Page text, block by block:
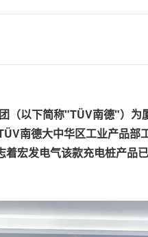
（以下简称"TÜV南德"）为
南德大中华区工业产品部
宏发电气该款充电桩产品